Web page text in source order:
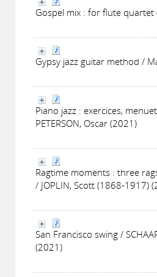
Gospel mix : for flute quartet
Gypsy jazz guitar method /
Piano jazz : exercices,
PETERSON, Oscar (2021)
Ragtime moments : three
/ JOPLIN, Scott (1868-1917)
San Francisco swing /
(2021)